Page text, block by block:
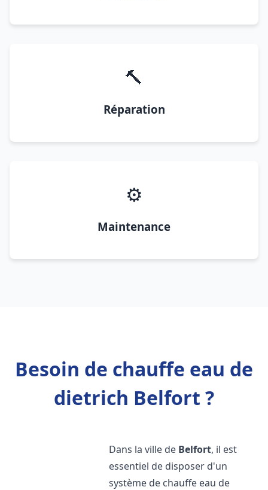
🔨
Réparation
⚙️
Maintenance
Besoin de chauffe eau de
dietrich Belfort ?
Dans la ville de Belfort, il est
essentiel de disposer d'un
système de chauffe eau de